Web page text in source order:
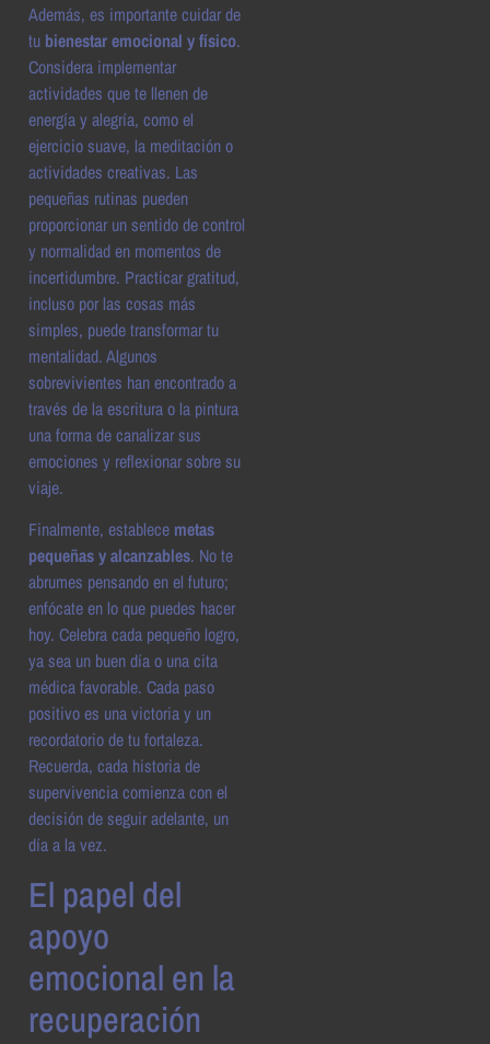
Además, es importante cuidar de
tu bienestar emocional y físico.
Considera implementar
actividades que te llenen de
energía y alegría, como el
ejercicio suave, la meditación o
actividades creativas. Las
pequeñas rutinas pueden
proporcionar un sentido de control
y normalidad en momentos de
incertidumbre. Practicar gratitud,
incluso por las cosas más
simples, puede transformar tu
mentalidad. Algunos
sobrevivientes han encontrado a
través de la escritura o la pintura
una forma de canalizar sus
emociones y reflexionar sobre su
viaje.
Finalmente, establece metas
pequeñas y alcanzables. No te
abrumes pensando en el futuro;
enfócate en lo que puedes hacer
hoy. Celebra cada pequeño logro,
ya sea un buen día o una cita
médica favorable. Cada paso
positivo es una victoria y un
recordatorio de tu fortaleza.
Recuerda, cada historia de
supervivencia comienza con el
decisión de seguir adelante, un
día a la vez.
El papel del
apoyo
emocional en la
recuperación